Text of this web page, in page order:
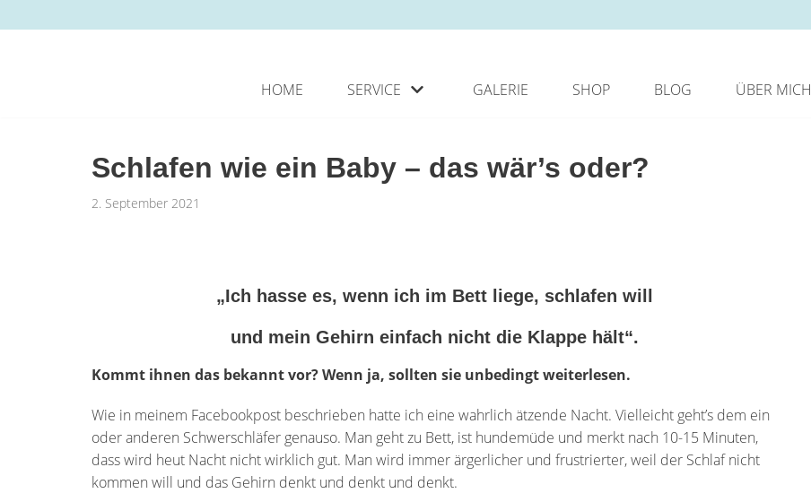
HOME
SERVICE GALERIE SHOP BLOG ÜBER MICH
Schlafen wie ein Baby – das wär’s oder?
2. September 2021
„Ich hasse es, wenn ich im Bett liege, schlafen will
und mein Gehirn einfach nicht die Klappe hält“.
Kommt ihnen das bekannt vor? Wenn ja, sollten sie unbedingt weiterlesen.
Wie in meinem Facebookpost beschrieben hatte ich eine wahrlich ätzende Nacht. Vielleicht geht’s dem ein
oder anderen Schwerschläfer genauso. Man geht zu Bett, ist hundemüde und merkt nach 10-15 Minuten,
dass wird heut Nacht nicht wirklich gut. Man wird immer ärgerlicher und frustrierter, weil der Schlaf nicht
kommen will und das Gehirn denkt und denkt und denkt.